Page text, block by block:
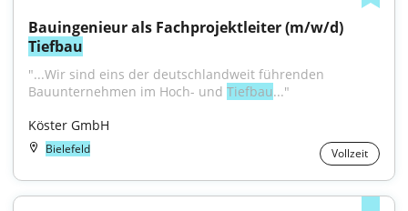
Tiefbau
"...Wir sind eins der deutschlandweit führenden
Bauunternehmen im Hoch- und Tiefbau..."
Köster GmbH
Bielefeld Vollzeit